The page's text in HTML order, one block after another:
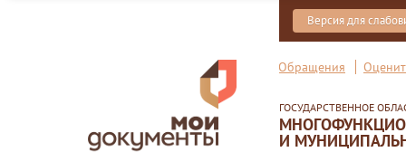
Версия для
Обращения
ГОСУДАРСТВЕННОЕ
И